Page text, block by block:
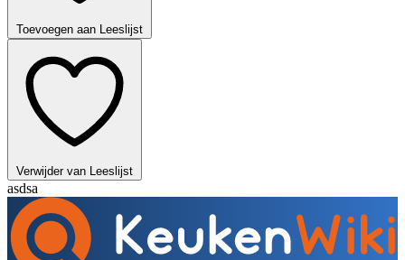
Toevoegen aan Leeslijst
Verwijder van Leeslijst
asdsa